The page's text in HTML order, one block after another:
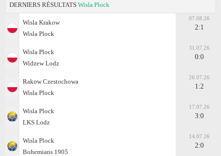
DERNIERS RÉSULTATS Wisla Plock
Wisla Krakow
Wisla Plock
07.08.26
2:1
Wisla Plock
Widzew Lodz
31.07.26
0:0
Rakow Czestochowa
Wisla Plock
26.07.26
1:2
Wisla Plock
LKS Lodz
17.07.26
3:0
Wisla Plock
Bohemians 1905
14.07.26
2:0